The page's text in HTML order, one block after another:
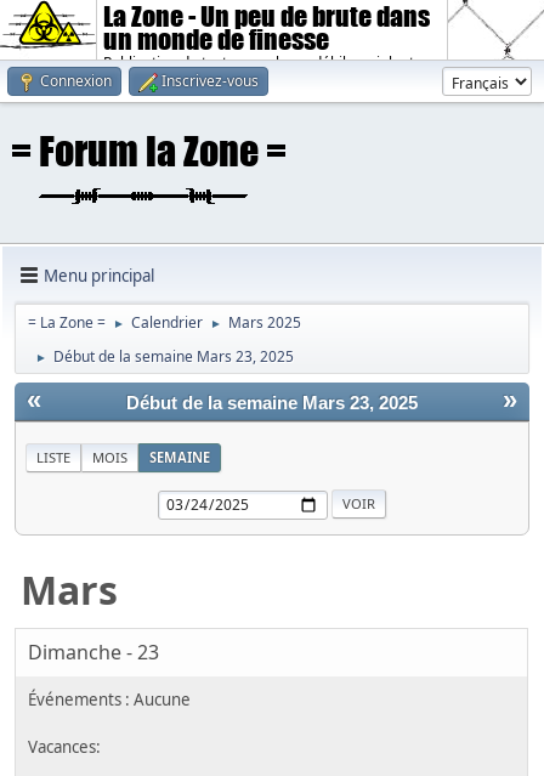
La Zone - Un peu de brute dans
un monde de finesse
Publication de textes sombres, débiles, violents.
Connexion
Inscrivez-vous
Menu principal
= La Zone = ► Calendrier ► Mars 2025
► Début de la semaine Mars 23, 2025
« »
Début de la semaine Mars 23, 2025
LISTE MOIS SEMAINE
Mars
Dimanche - 23